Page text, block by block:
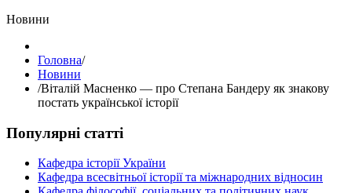
Hовини
Головна/
Hовини
/Віталій Масненко — про Степана Бандеру як знакову
постать української історії
Популярні статті
Кафедра історії України
Кафедра всесвітньої історії та міжнародних відносин